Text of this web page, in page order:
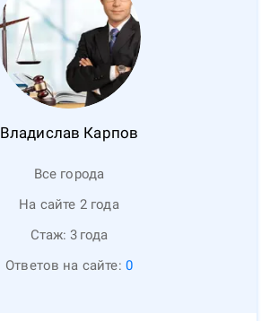
Владислав Карпов
Все города
На сайте 2 года
Стаж: 3 года
Ответов на сайте: 0